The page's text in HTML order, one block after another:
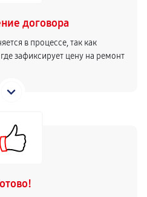
договора
в процессе, так как
зафиксирует цену на ремонт